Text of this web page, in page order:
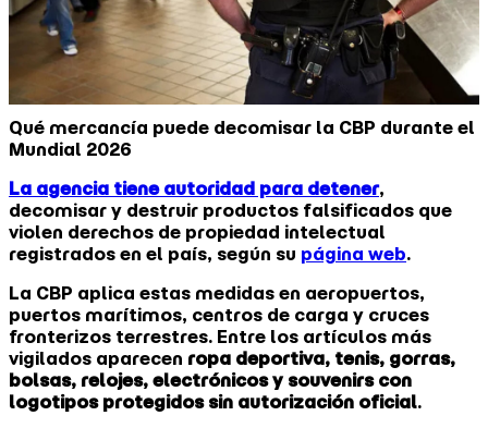
Qué mercancía puede decomisar la CBP durante el
Mundial 2026
La agencia tiene autoridad para detener,
decomisar y destruir productos falsificados que
violen derechos de propiedad intelectual
registrados en el país, según su página web.
La CBP aplica estas medidas en aeropuertos,
puertos marítimos, centros de carga y cruces
fronterizos terrestres. Entre los artículos más
vigilados aparecen ropa deportiva, tenis, gorras,
bolsas, relojes, electrónicos y souvenirs con
logotipos protegidos sin autorización oficial.